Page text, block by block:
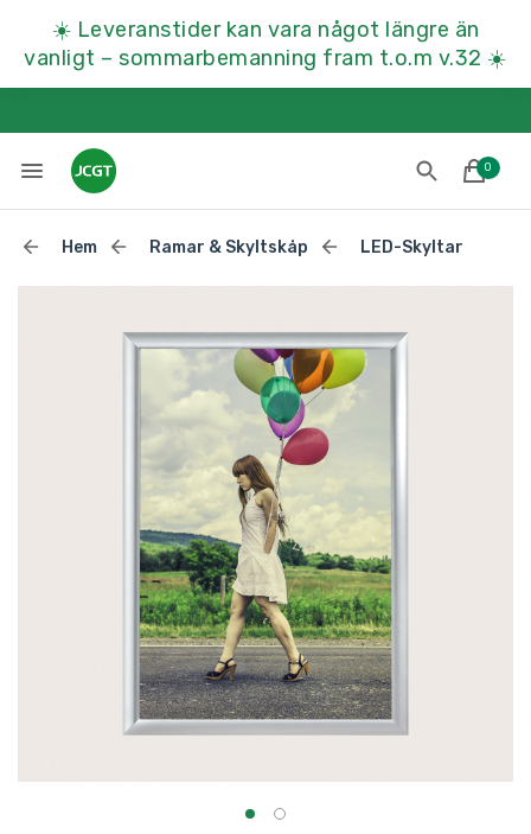
☀️ Leveranstider kan vara något längre än
vanligt – sommarbemanning fram t.o.m v.32 ☀️
0
Till kassan
Hem Ramar & Skyltskåp LED-Skyltar